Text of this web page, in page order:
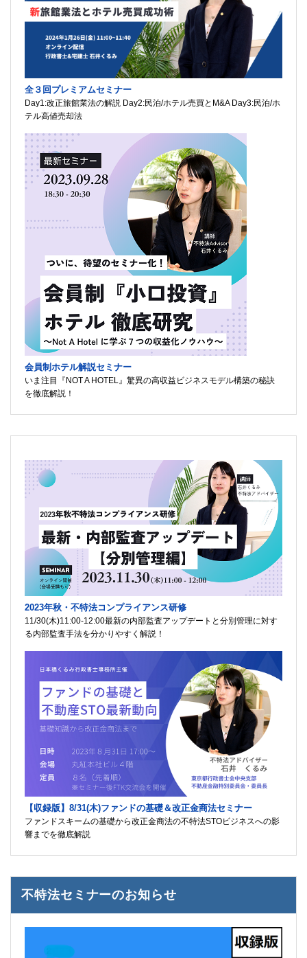
全３回プレミアムセミナー
Day1:改正旅館業法の解説 Day2:民泊/ホテル売買とM&A Day3:民泊/ホ
テル高値売却法
会員制ホテル解説セミナー
いま注目『NOT A HOTEL』驚異の高収益ビジネスモデル構築の秘訣
を徹底解説！
2023年秋・不特法コンプライアンス研修
11/30(木)11:00-12:00最新の内部監査アップデートと分別管理に対す
る内部監査手法を分かりやすく解説！
【収録版】8/31(木)ファンドの基礎＆改正金商法セミナー
ファンドスキームの基礎から改正金商法の不特法STOビジネスへの影
響までを徹底解説
不特法セミナーのお知らせ